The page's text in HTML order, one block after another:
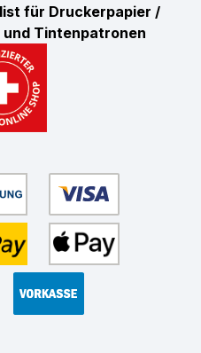
für Druckerpapier /
und Tintenpatronen